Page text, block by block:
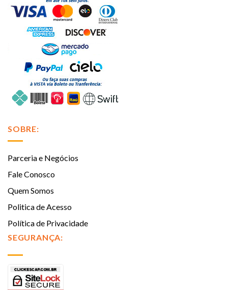
SOBRE:
Parceria e Negócios
Fale Conosco
Quem Somos
Politica de Acesso
Política de Privacidade
SEGURANÇA: